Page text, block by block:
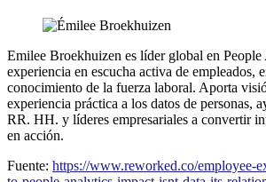
Emilee Broekhuizen es líder global en
experiencia en escucha activa de empleados,
conocimiento de la fuerza laboral. Aporta
experiencia práctica a los datos de personas,
RR. HH. y líderes empresariales a convertir
en acción.
Fuente: https://www.reworked.co/employee-